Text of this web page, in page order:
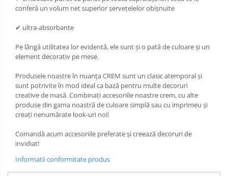
conferă un volum net superior șervețelelor obișnuite
✔ ultra-absorbante
Pe lângă utilitatea lor evidentă, ele sunt și o pată de culoare și un
element decorativ pe mese.
Produsele noastre în nuanța CREM sunt un clasic atemporal și
sunt potrivite în mod ideal ca bază pentru multe decoruri
creative de masă. Combinați accesoriile noastre crem, cu alte
produse din gama noastră de culoare simplă sau cu imprimeu și
creați nenumărate look-uri noi!
Comandă acum accesoriile preferate și creează decoruri de
invidiat!
Informatii conformitate produs